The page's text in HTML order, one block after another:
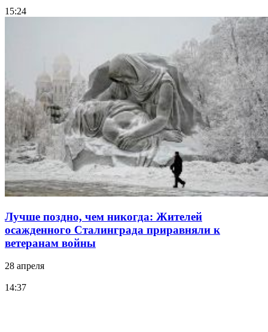
15:24
Лучше поздно, чем никогда: Жителей
осажденного Сталинграда приравняли к
ветеранам войны
28 апреля
14:37